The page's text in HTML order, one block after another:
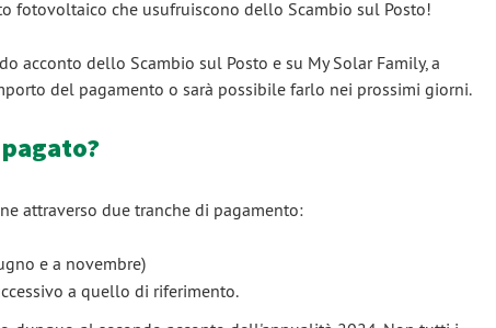
fotovoltaico che usufruiscono dello Scambio sul Posto!
acconto dello Scambio sul Posto e su My Solar Family, a
del pagamento o sarà possibile farlo nei prossimi giorni.
attraverso due tranche di pagamento:
e a novembre)
a quello di riferimento.